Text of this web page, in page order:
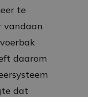
te
vandaan
daarom
dat